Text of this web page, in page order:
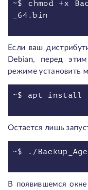
~$ chmod +x
Если ваш
Debian, перед
режиме установить
Остается лишь
В появившемся